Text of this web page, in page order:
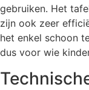
gebruiken. Het
zijn ook zeer
het enkel schoon
dus voor wie